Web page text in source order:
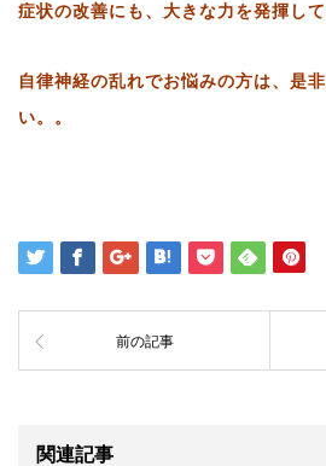
症状の改善にも、大きな力を発揮して
自律神経の乱れでお悩みの方は、是
い。。
前の記事
関連記事